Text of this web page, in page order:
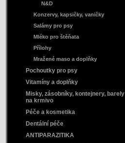
N&D
Konzervy, kapsičky, vaničky
Salámy pro psy
Mléko pro štěňata
Přílohy
Mražené maso a doplňky
Pochoutky pro psy
Vitamíny a doplňky
Misky, zásobníky, kontejnery, barely
na krmivo
Péče a kosmetika
Dentální péče
ANTIPARAZITIKA